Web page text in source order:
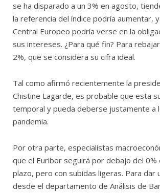
se ha disparado a un 3% en agosto,
la referencia del índice podría aumentar,
Central Europeo podría verse en la
sus intereses. ¿Para qué fin? Para
2%, que se considera su cifra ideal.
Tal como afirmó recientemente la
Chistine Lagarde, es probable que esta
temporal y pueda deberse justamente a
pandemia.
Por otra parte, especialistas
que el Euribor seguirá por debajo del 0%
plazo, pero con subidas ligeras. Para dar
desde el departamento de Análisis de